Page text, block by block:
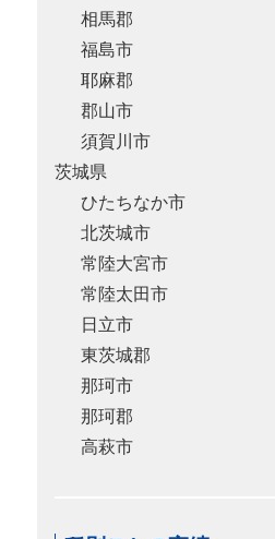
相馬郡
福島市
耶麻郡
郡山市
須賀川市
茨城県
ひたちなか市
北茨城市
常陸大宮市
常陸太田市
日立市
東茨城郡
那珂市
那珂郡
高萩市